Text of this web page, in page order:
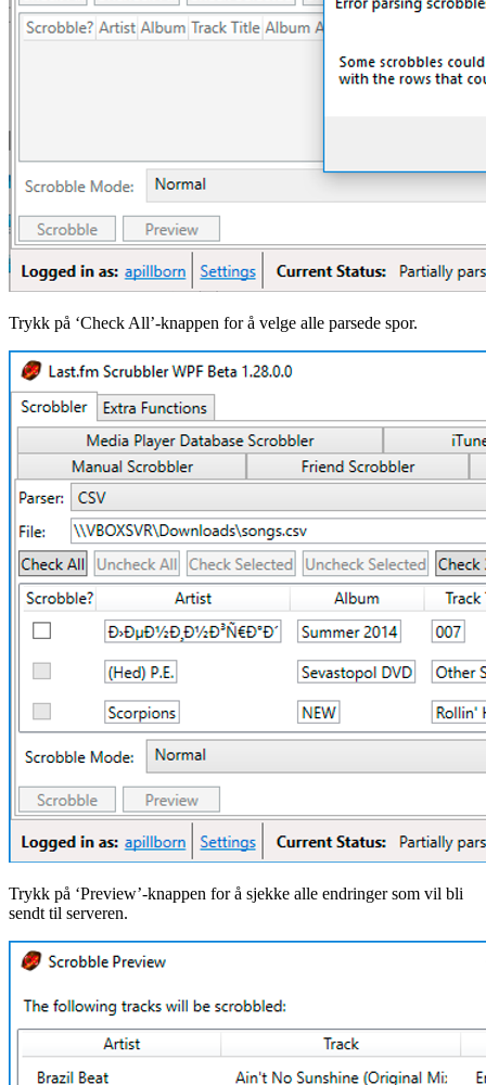
Trykk på ‘Check All’-knappen for å velge alle parsede spor.
Trykk på ‘Preview’-knappen for å sjekke alle endringer som vil bli
sendt til serveren.